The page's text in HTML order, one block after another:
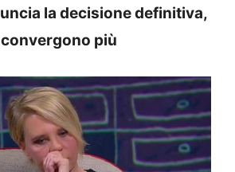
la decisione definitiva,
più